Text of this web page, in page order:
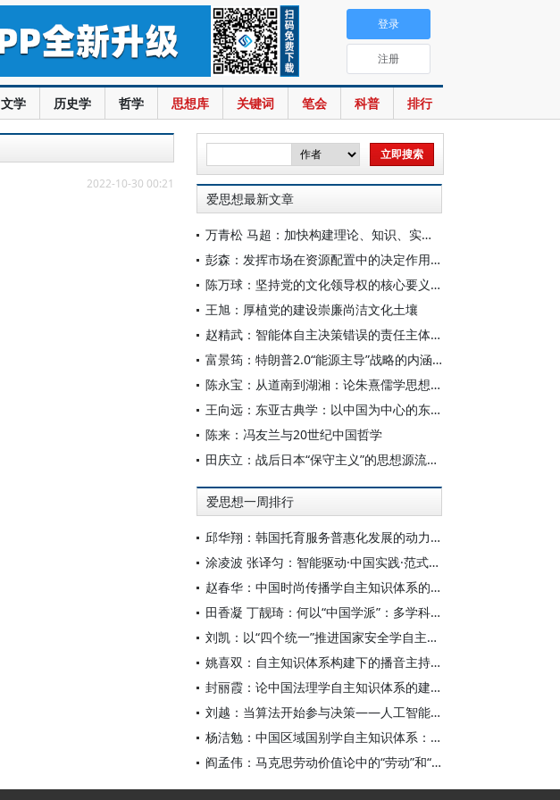
文学 历史学 哲学 思想库 关键词 笔会 科普 排行
登录
注册
2022-10-30 00:21
爱思想最新文章
万青松 马超：加快构建理论、知识、实践一体发展的区域国别自主知识体系
彭森：发挥市场在资源配置中的决定作用是中国改革的最基本经验
陈万球：坚持党的文化领导权的核心要义、历史必然性和科学方法
王旭：厚植党的建设崇廉尚洁文化土壤
赵精武：智能体自主决策错误的责任主体与边界
富景筠：特朗普2.0“能源主导”战略的内涵、举措与影响
陈永宝：从道南到湖湘：论朱熹儒学思想的演变
王向远：东亚古典学：以中国为中心的东亚学术文化共同体之建构
陈来：冯友兰与20世纪中国哲学
田庆立：战后日本“保守主义”的思想源流及核心价值探析
爱思想一周排行
邱华翔：韩国托育服务普惠化发展的动力机制、制度路径与政策效应
涂凌波 张译匀：智能驱动·中国实践·范式创新：“构建中国新闻传播学自主知识体系”专题研讨会综述
赵春华：中国时尚传播学自主知识体系的内在逻辑与实践路径
田香凝 丁靓琦：何以“中国学派”：多学科视野下中国特色新闻传播学建设的研究
刘凯：以“四个统一”推进国家安全学自主知识体系构建
姚喜双：自主知识体系构建下的播音主持高等专业教育研究
封丽霞：论中国法理学自主知识体系的建构
刘越：当算法开始参与决策——人工智能重塑全球治理的底层逻辑
杨洁勉：中国区域国别学自主知识体系：本原、借鉴和建构
阎孟伟：马克思劳动价值论中的“劳动”和“价值”概念